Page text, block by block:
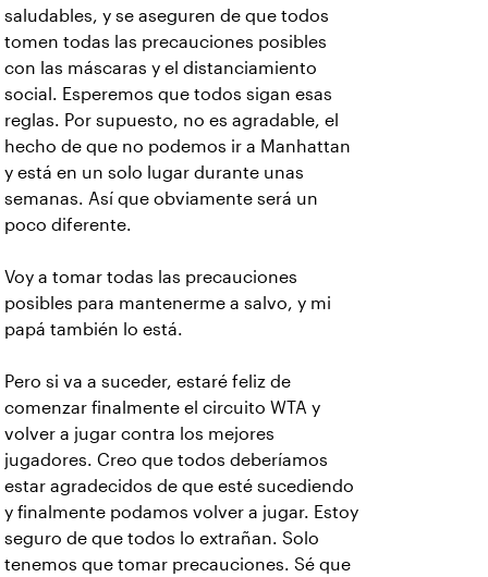
saludables, y se aseguren de que todos
tomen todas las precauciones posibles
con las máscaras y el distanciamiento
social. Esperemos que todos sigan esas
reglas. Por supuesto, no es agradable, el
hecho de que no podemos ir a Manhattan
y está en un solo lugar durante unas
semanas. Así que obviamente será un
poco diferente.
Voy a tomar todas las precauciones
posibles para mantenerme a salvo, y mi
papá también lo está.
Pero si va a suceder, estaré feliz de
comenzar finalmente el circuito WTA y
volver a jugar contra los mejores
jugadores. Creo que todos deberíamos
estar agradecidos de que esté sucediendo
y finalmente podamos volver a jugar. Estoy
seguro de que todos lo extrañan. Solo
tenemos que tomar precauciones. Sé que